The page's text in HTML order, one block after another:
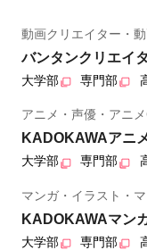
動画クリエイター・
バンタンクリエイ
大学部 専門部
アニメ・声優・アニ
KADOKAWAアニ
大学部 専門部
マンガ・イラスト・
KADOKAWAマン
大学部 専門部